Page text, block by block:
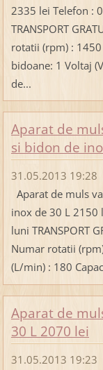
2335 lei Telefon :
TRANSPORT
rotatii (rpm) :
bidoane: 1 Voltaj
de...
Aparat de
si bidon de
31.05.2013 19:28
Aparat de muls
inox de 30 L
luni TRANSPORT
Numar rotatii
(L/min) : 180
Aparat de
30 L 2070 lei
31.05.2013 19:23